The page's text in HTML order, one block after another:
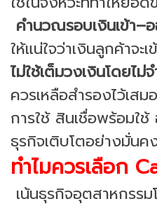
คำนวณรอบเงินเข้า–
ให้แน่ใจว่าเงินลูกค้าจ
ไม่ใช้เต็มวงเงินโดยไม่
ควรเหลือสำรองไว้เสมอ
การใช้ สินเชื่อพร้อมใ
ธุรกิจเติบโตอย่างมั่นค
ทำไมควรเลือก
เน้นธุรกิจอุตสาหกรรม